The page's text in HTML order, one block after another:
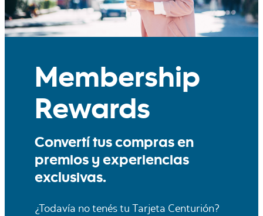
Membership
Rewards
Convertí tus compras en
premios y experiencias
exclusivas.
¿Todavía no tenés tu Tarjeta Centurión?